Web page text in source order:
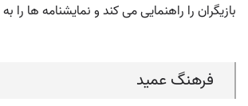
بازیگران را راهنمایی می کند و نمایشنامه ها
فرهنگ عمید